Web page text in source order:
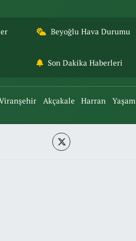
Beyoğlu Hava Durumu
Son Dakika Haberleri
Akçakale Harran Yaşam